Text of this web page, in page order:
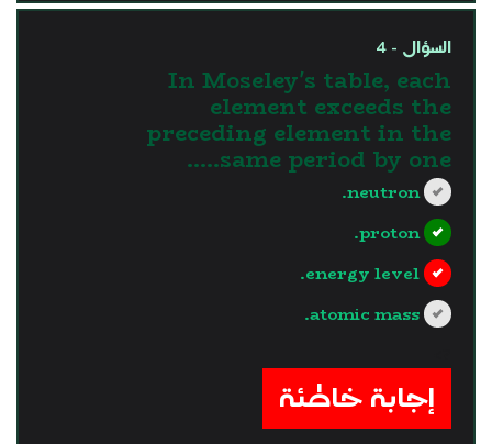
السؤال - 4
In Moseley's table, each
element exceeds the
preceding element in the
same period by one…..
neutron.
proton.
energy level.
atomic mass.
إجابة خاطئة